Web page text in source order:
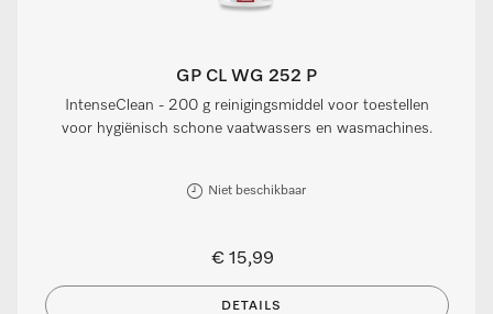
GP CL WG 252 P
IntenseClean - 200 g reinigingsmiddel voor toestellen
voor hygiënisch schone vaatwassers en wasmachines.
Niet beschikbaar
€ 15,99
DETAILS